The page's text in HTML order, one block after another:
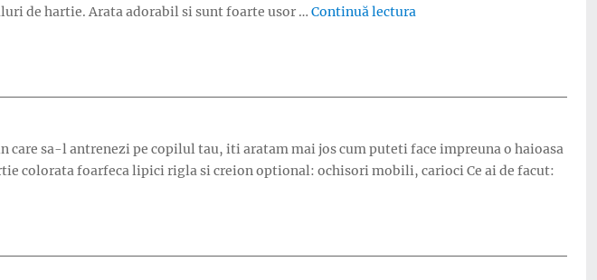
de hartie. Arata adorabil si sunt foarte usor … Continuă lectura
sa-l antrenezi pe copilul tau, iti aratam mai jos cum puteti face impreuna o haioasa
colorata foarfeca lipici rigla si creion optional: ochisori mobili, carioci Ce ai de facut: